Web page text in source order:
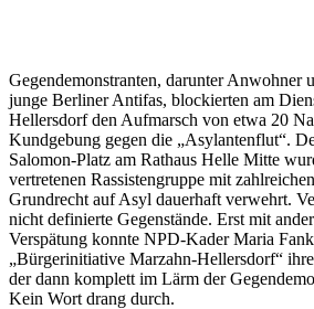
Gegendemonstranten, darunter Anwohner
junge Berliner Antifas, blockierten am
Hellersdorf den Aufmarsch von etwa 20
Kundgebung gegen die „Asylantenflut“.
Salomon-Platz am Rathaus Helle Mitte
vertretenen Rassistengruppe mit
Grundrecht auf Asyl dauerhaft verwehrt.
nicht definierte Gegenstände. Erst mit
Verspätung konnte NPD-Kader Maria
„Bürgerinitiative Marzahn-Hellersdorf“
der dann komplett im Lärm der
Kein Wort drang durch.